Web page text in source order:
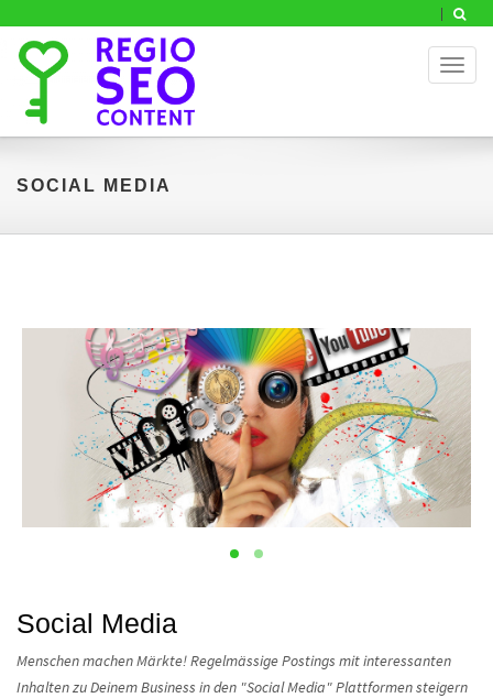
SOCIAL MEDIA
Social Media
Menschen machen Märkte! Regelmässige Postings mit interessanten
Inhalten zu Deinem Business in den "Social Media" Plattformen steigern